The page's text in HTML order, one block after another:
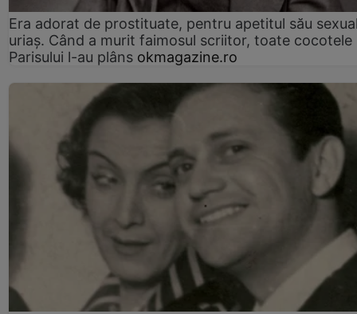
Era adorat de prostituate, pentru apetitul său
uriaș. Când a murit faimosul scriitor, toate cocotele
Parisului l-au plâns okmagazine.ro